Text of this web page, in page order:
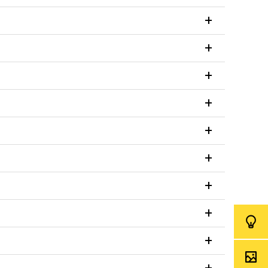
+
+
+
+
+
+
+
+
+